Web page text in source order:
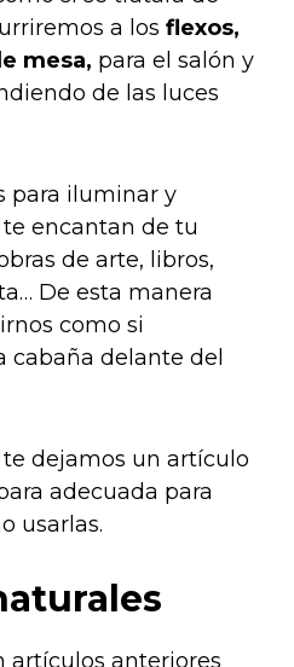
a los flexos,
mesa, para el salón y
de las luces
para iluminar y
encantan de tu
de arte, libros,
De esta manera
como si
cabaña delante del
dejamos un artículo
adecuada para
usarlas.
artículos anteriores